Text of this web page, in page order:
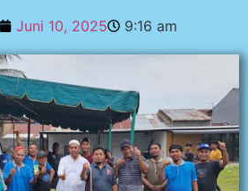
Juni 10, 2025 9:16 am